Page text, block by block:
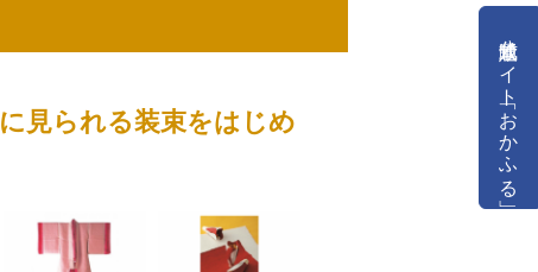
公式通販サイト「おかふる」
見られる装束をはじめ